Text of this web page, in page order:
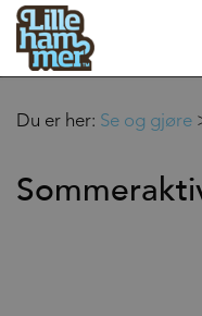
Du er her: Se og gjøre